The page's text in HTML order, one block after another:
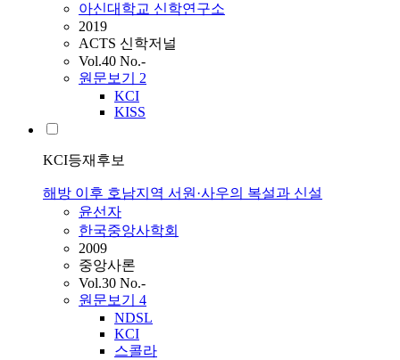
아신대학교 신학연구소
2019
ACTS 신학저널
Vol.40 No.-
원문보기 2
KCI
KISS
KCI등재후보
해방 이후 호남지역 서원·사우의 복설과 신설
윤선자
한국중앙사학회
2009
중앙사론
Vol.30 No.-
원문보기 4
NDSL
KCI
스콜라